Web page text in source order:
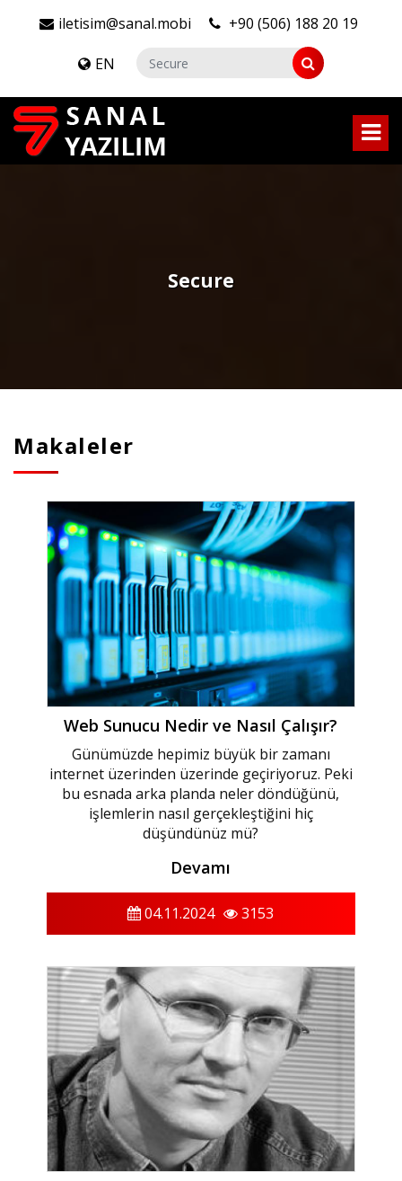
iletisim@sanal.mobi +90 (506) 188 20 19
EN
Secure
Makaleler
Web Sunucu Nedir ve Nasıl Çalışır?
Günümüzde hepimiz büyük bir zamanı
internet üzerinden üzerinde geçiriyoruz. Peki
bu esnada arka planda neler döndüğünü,
işlemlerin nasıl gerçekleştiğini hiç
düşündünüz mü?
Devamı
04.11.2024 3153